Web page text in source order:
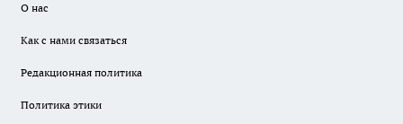
О нас
Как с нами связаться
Редакционная политика
Политика этики